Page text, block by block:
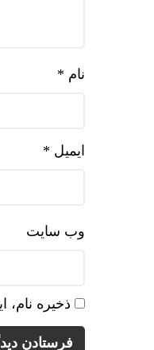
نام *
ایمیل *
وب‌ سایت
ذخیره